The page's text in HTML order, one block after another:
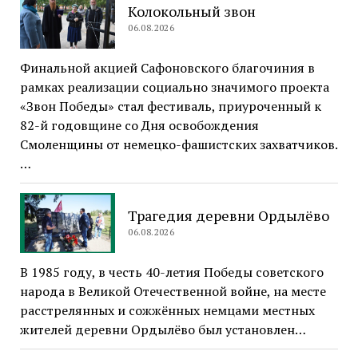
Колокольный звон
06.08.2026
Финальной акцией Сафоновского благочиния в
рамках реализации социально значимого проекта
«Звон Победы» стал фестиваль, приуроченный к
82-й годовщине со Дня освобождения
Смоленщины от немецко-фашистских захватчиков.
…
Трагедия деревни Ордылёво
06.08.2026
В 1985 году, в честь 40-летия Победы советского
народа в Великой Отечественной войне, на месте
расстрелянных и сожжённых немцами местных
жителей деревни Ордылёво был установлен…